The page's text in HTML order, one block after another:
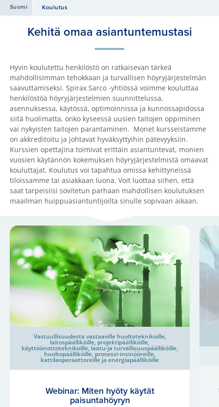
Suomi Koulutus
Kehitä omaa asiantuntemustasi
Hyvin koulutettu henkilöstö on ratkaisevan tärkeä
mahdollisimman tehokkaan ja turvallisen höyryjärjestelmän
saavuttamiseksi. Spirax Sarco -yhtiössä voimme kouluttaa
henkilöstöä höyryjärjestelmien suunnittelussa,
asennuksessa, käytössä, optimoinnissa ja kunnossapidossa
siitä huolimatta, onko kyseessä uusien taitojen oppiminen
vai nykyisten taitojen parantaminen. Monet kursseistamme
on akkreditoitu ja johtavat hyväksyttyihin pätevyyksiin.
Kurssien opettajina toimivat erittäin asiantuntevat, monien
vuosien käytännön kokemuksen höyryjärjestelmistä omaavat
kouluttajat. Koulutus voi tapahtua omissa kehittyneissä
tiloissamme tai asiakkaan luona. Voit luottaa siihen, että
saat tarpeisiisi sovitetun parhaan mahdollisen koulutuksen
maailman huippuasiantuntijoilta sinulle sopivaan aikaan.
Vastuullisuudesta vastaaville huoltoteknikoille,
laitospäälliköille, projektipäälliköille,
käyttöönottoteknikoille, laatu-ja turvallisuuspäälliköille,
huoltopäälliköille, prosessi-insinööreille,
kattilaoperaattoreille ja energiapäälliköille
Webinar: Miten hyöty käytät
paisuntahöyryn